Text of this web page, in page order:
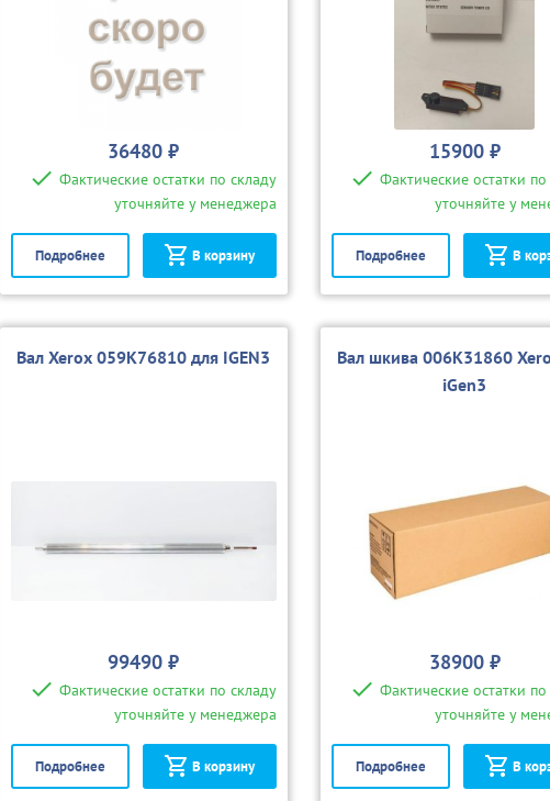
36480 ₽
Фактические остатки по складу
уточняйте у менеджера
Подробнее В корзину
15900 ₽
Фактические остатки
уточняйте у
Подробнее В
Вал Xerox 059K76810 для IGEN3
99490 ₽
Фактические остатки по складу
уточняйте у менеджера
Подробнее В корзину
Вал шкива 006K31860
iGen3
38900 ₽
Фактические остатки
уточняйте у
Подробнее В